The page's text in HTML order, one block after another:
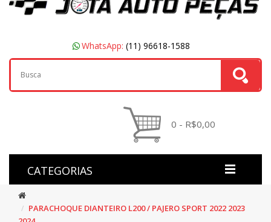
WhatsApp: (11) 96618-1588
0 - R$0,00
CATEGORIAS
PARACHOQUE DIANTEIRO L200 / PAJERO SPORT 2022 2023